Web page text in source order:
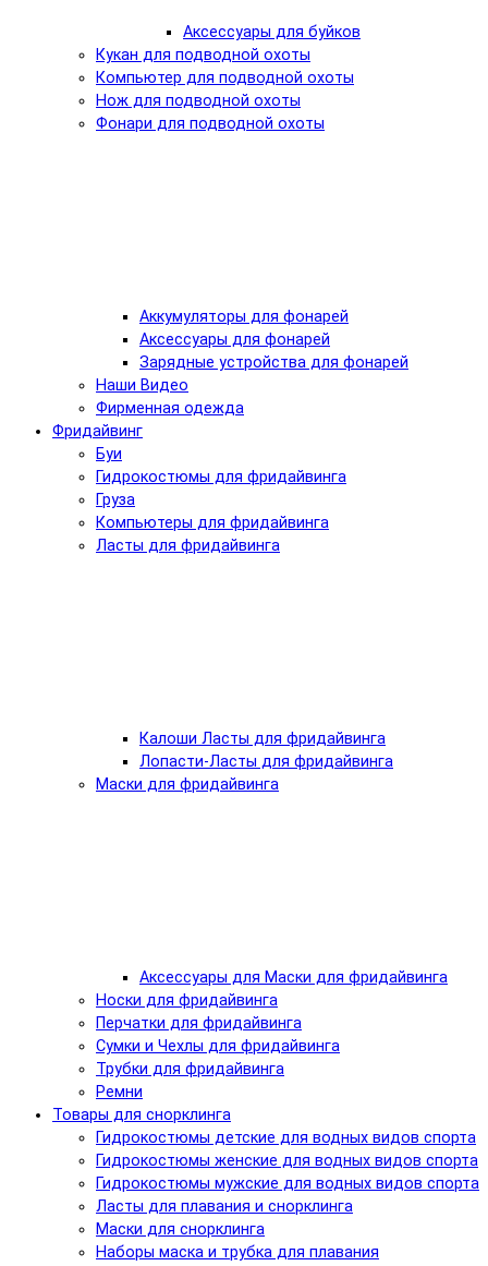
Аксессуары для буйков
Кукан для подводной охоты
Компьютер для подводной охоты
Нож для подводной охоты
Фонари для подводной охоты
Аккумуляторы для фонарей
Аксессуары для фонарей
Зарядные устройства для фонарей
Наши Видео
Фирменная одежда
Фридайвинг
Буи
Гидрокостюмы для фридайвинга
Груза
Компьютеры для фридайвинга
Ласты для фридайвинга
Калоши Ласты для фридайвинга
Лопасти-Ласты для фридайвинга
Маски для фридайвинга
Аксессуары для Маски для фридайвинга
Носки для фридайвинга
Перчатки для фридайвинга
Сумки и Чехлы для фридайвинга
Трубки для фридайвинга
Ремни
Товары для снорклинга
Гидрокостюмы детские для водных видов спорта
Гидрокостюмы женские для водных видов спорта
Гидрокостюмы мужские для водных видов спорта
Ласты для плавания и снорклинга
Маски для снорклинга
Наборы маска и трубка для плавания